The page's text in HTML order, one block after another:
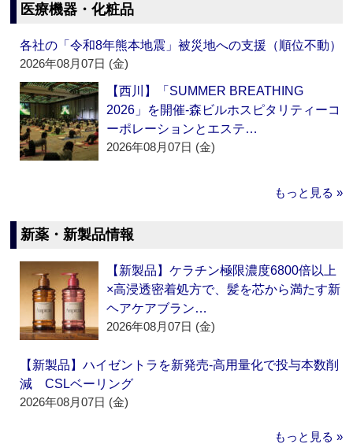
医療機器・化粧品
各社の「令和8年熊本地震」被災地への支援（順位不動）
2026年08月07日 (金)
【西川】「SUMMER BREATHING
2026」を開催‐森ビルホスピタリティーコ
ーポレーションとエステ…
2026年08月07日 (金)
もっと見る »
新薬・新製品情報
【新製品】ケラチン極限濃度6800倍以上
×高浸透密着処方で、髪を芯から満たす新
ヘアケアブラン…
2026年08月07日 (金)
【新製品】ハイゼントラを新発売‐高用量化で投与本数削
減 CSLベーリング
2026年08月07日 (金)
もっと見る »